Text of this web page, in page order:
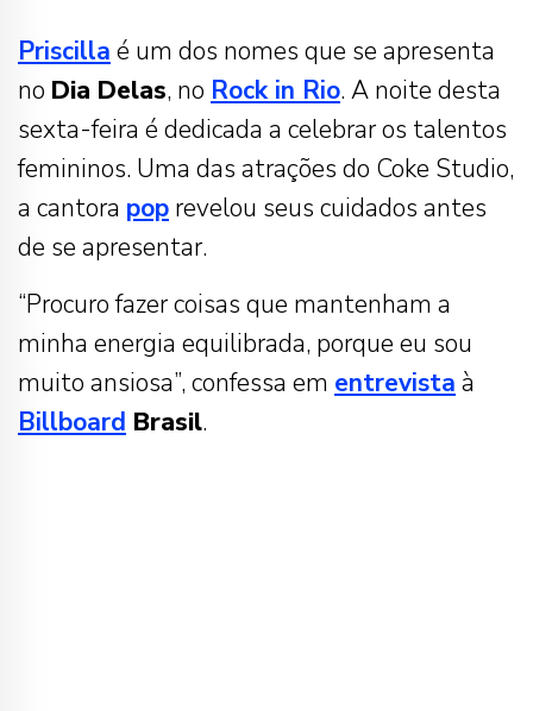
Priscilla é um dos nomes que se apresenta
no Dia Delas, no Rock in Rio. A noite desta
sexta-feira é dedicada a celebrar os talentos
femininos. Uma das atrações do Coke Studio,
a cantora pop revelou seus cuidados antes
de se apresentar.
“Procuro fazer coisas que mantenham a
minha energia equilibrada, porque eu sou
muito ansiosa”, confessa em entrevista à
Billboard Brasil.